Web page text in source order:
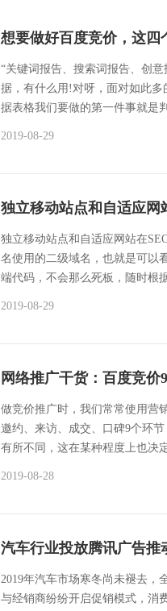
想要做好百度竞价，这四
“关键词报告、搜索词报告、创
据，有什么用!对呀，面对如此多
据表格我们要做的第一件事就是
2019-08-29
独立移动站点和自适应网
独立移动站点和自适应网站在
名使用的二级域名，也就是可以
端代码，不会那么死板，随时根
2019-08-29
网络推广干货：百度竞
做竞价推广时，我们常常使用营
邀约、来访、成交、口碑9个环
有所不同，这在某种程度上也决
2019-08-28
汽车行业投放腾讯广告推
2019年汽车市场寒冬尚未褪去，
与经销商纷纷开启促销模式，消